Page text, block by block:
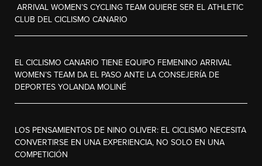
ARRIVAL WOMEN’S CYCLING TEAM QUIERE SER EL ATHLETIC
CLUB DEL CICLISMO CANARIO
EL CICLISMO CANARIO TIENE EQUIPO FEMENINO ARRIVAL
WOMEN’S TEAM DA EL PASO ANTE LA CONSEJERÍA DE
DEPORTES YOLANDA MOLINÉ
LOS PENSAMIENTOS DE NINO OLIVER: EL CICLISMO NECESITA
CONVERTIRSE EN UNA EXPERIENCIA, NO SOLO EN UNA
COMPETICIÓN